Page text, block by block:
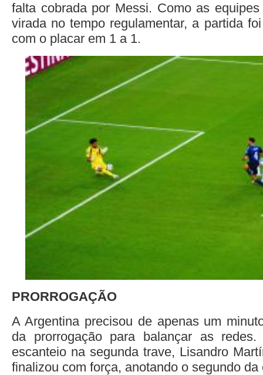
falta cobrada por Messi. Como as
virada no tempo regulamentar, a partida
com o placar em 1 a 1.
PRORROGAÇÃO
A Argentina precisou de apenas um
da prorrogação para balançar as
escanteio na segunda trave, Lisandro
finalizou com força, anotando o segundo da